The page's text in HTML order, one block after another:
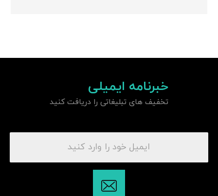
خبرنامه ایمیلی
تخفیف های تبلیغاتی را دریافت کنید